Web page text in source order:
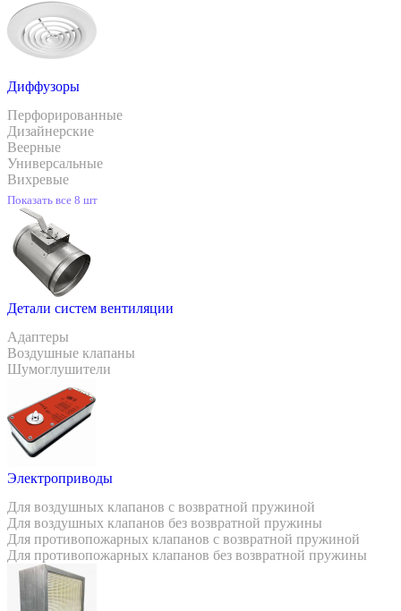
Диффузоры
Перфорированные
Дизайнерские
Веерные
Универсальные
Вихревые
Показать все 8 шт
Детали систем вентиляции
Адаптеры
Воздушные клапаны
Шумоглушители
Электроприводы
Для воздушных клапанов с возвратной пружиной
Для воздушных клапанов без возвратной пружины
Для противопожарных клапанов с возвратной пружиной
Для противопожарных клапанов без возвратной пружины